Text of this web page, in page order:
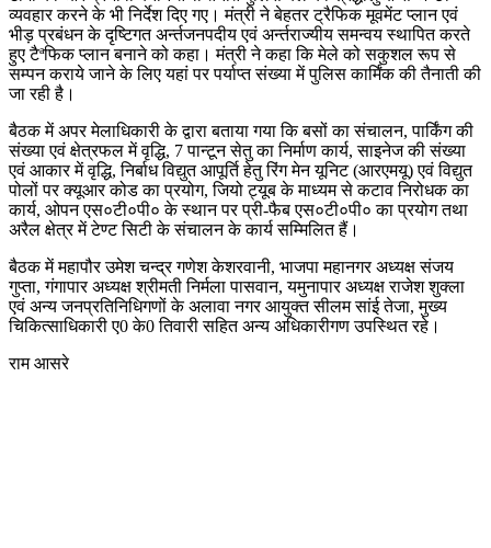
व्यवहार करने के भी निर्देश दिए गए। मंत्री ने बेहतर ट्रैफिक मूवमेंट प्लान एवं
भीड़ प्रबंधन के दृष्टिगत अर्न्तजनपदीय एवं अर्न्तराज्यीय समन्वय स्थापित करते
हुए टैªफिक प्लान बनाने को कहा। मंत्री ने कहा कि मेले को सकुशल रूप से
सम्पन कराये जाने के लिए यहां पर पर्याप्त संख्या में पुलिस कार्मिंक की तैनाती की
जा रही है।
बैठक में अपर मेलाधिकारी के द्वारा बताया गया कि बसों का संचालन, पार्किंग की
संख्या एवं क्षेत्रफल में वृद्धि, 7 पान्टून सेतु का निर्माण कार्य, साइनेज की संख्या
एवं आकार में वृद्धि, निर्बाध विद्युत आपूर्ति हेतु रिंग मेन यूनिट (आरएमयू) एवं विद्युत
पोलों पर क्यूआर कोड का प्रयोग, जियो ट्यूब के माध्यम से कटाव निरोधक का
कार्य, ओपन एस०टी०पी० के स्थान पर प्री-फैब एस०टी०पी० का प्रयोग तथा
अरैल क्षेत्र में टेण्ट सिटी के संचालन के कार्य सम्मिलित हैं।
बैठक में महापौर उमेश चन्द्र गणेश केशरवानी, भाजपा महानगर अध्यक्ष संजय
गुप्ता, गंगापार अध्यक्ष श्रीमती निर्मला पासवान, यमुनापार अध्यक्ष राजेश शुक्ला
एवं अन्य जनप्रतिनिधिगणों के अलावा नगर आयुक्त सीलम सांई तेजा, मुख्य
चिकित्साधिकारी ए0 के0 तिवारी सहित अन्य अधिकारीगण उपस्थित रहे।
राम आसरे